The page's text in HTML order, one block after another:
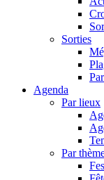
Sorties
Agenda
Par lieux
Par